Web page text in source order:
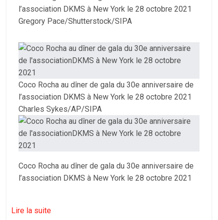
l’association DKMS à New York le 28 octobre 2021
Gregory Pace/Shutterstock/SIPA
Coco Rocha au dîner de gala du 30e anniversaire de
l’association DKMS à New York le 28 octobre 2021
Charles Sykes/AP/SIPA
Coco Rocha au dîner de gala du 30e anniversaire de
l’association DKMS à New York le 28 octobre 2021
Lire la suite